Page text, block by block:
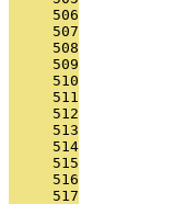
     506
     507
     508
     509
     510
     511
     512
     513
     514
     515
     516
     517